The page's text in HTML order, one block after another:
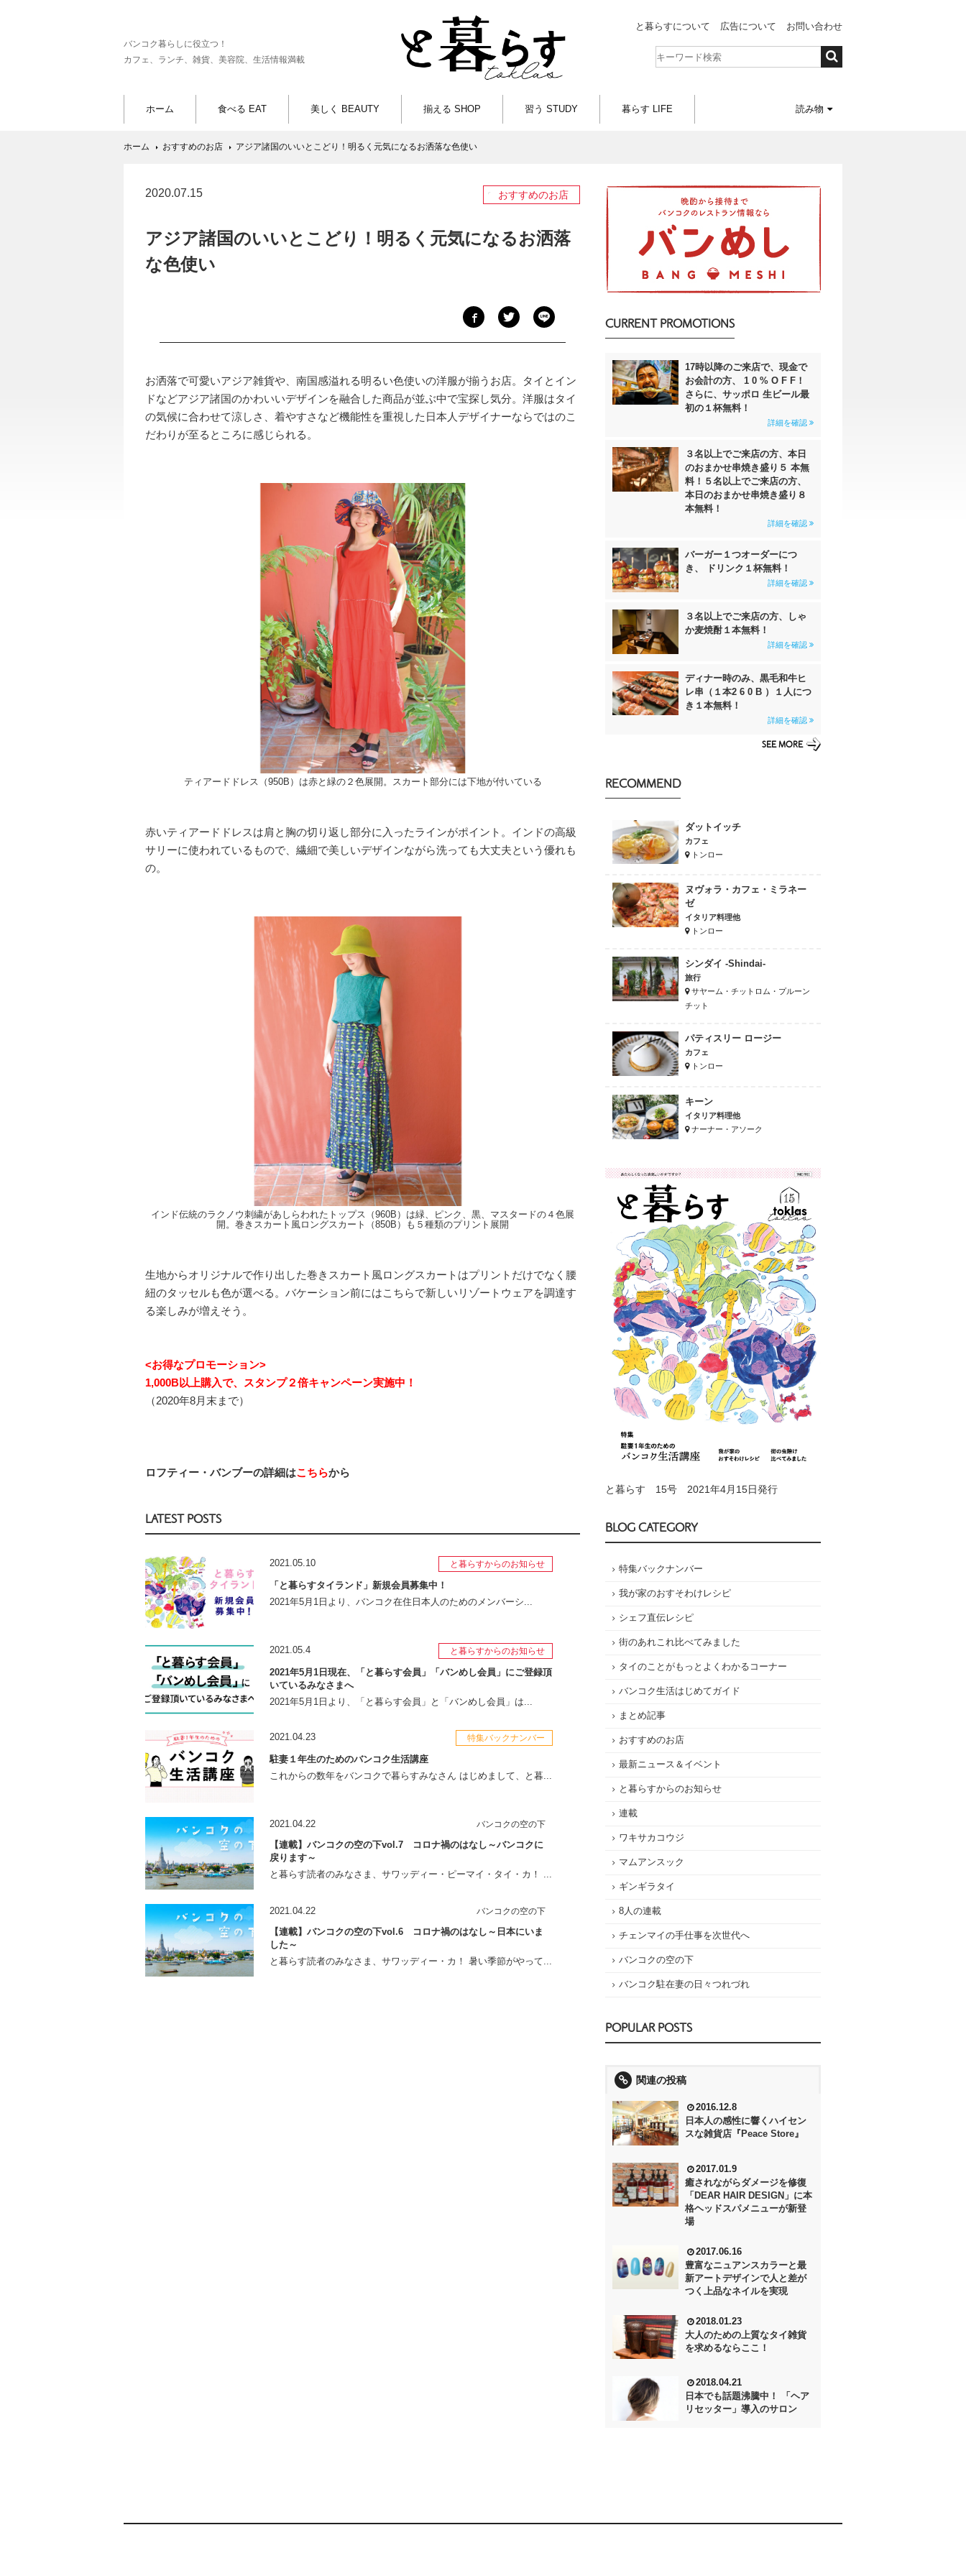
バンコク暮らしに役立つ！
カフェ、ランチ、雑貨、美容院、生活情報満載
と暮らすについて 広告について お問い合わせ
ホーム 食べる EAT 美しく BEAUTY 揃える SHOP 習う STUDY 暮らす LIFE 読み物
ホーム おすすめのお店 アジア諸国のいいとこどり！明るく元気になるお洒落な色使い
2020.07.15 おすすめのお店
アジア諸国のいいとこどり！明るく元気になるお洒落
な色使い
お洒落で可愛いアジア雑貨や、南国感溢れる明るい色使いの洋服が揃うお店。タイとイン
ドなどアジア諸国のかわいいデザインを融合した商品が並ぶ中で宝探し気分。洋服はタイ
の気候に合わせて涼しさ、着やすさなど機能性を重視した日本人デザイナーならではのこ
だわりが至るところに感じられる。
ティアードドレス（950B）は赤と緑の２色展開。スカート部分には下地が付いている
赤いティアードドレスは肩と胸の切り返し部分に入ったラインがポイント。インドの高級
サリーに使われているもので、繊細で美しいデザインながら洗っても大丈夫という優れも
の。
インド伝統のラクノウ刺繍があしらわれたトップス（960B）は緑、ピンク、黒、マスタードの４色展
開。巻きスカート風ロングスカート（850B）も５種類のプリント展開
生地からオリジナルで作り出した巻きスカート風ロングスカートはプリントだけでなく腰
紐のタッセルも色が選べる。バケーション前にはこちらで新しいリゾートウェアを調達す
る楽しみが増えそう。
<お得なプロモーション>
1,000B以上購入で、スタンプ２倍キャンペーン実施中！
（2020年8月末まで）
ロフティー・バンブーの詳細はこちらから
LATEST POSTS
2021.05.10 と暮らすからのお知らせ
「と暮らすタイランド」新規会員募集中！
2021年5月1日より、バンコク在住日本人のためのメンバーシ...
2021.05.4 と暮らすからのお知らせ
2021年5月1日現在、「と暮らす会員」「バンめし会員」にご登録頂
いているみなさまへ
2021年5月1日より、「と暮らす会員」と「バンめし会員」は...
2021.04.23 特集バックナンバー
駐妻１年生のためのバンコク生活講座
これからの数年をバンコクで暮らすみなさん はじめまして、と暮...
2021.04.22 バンコクの空の下
【連載】バンコクの空の下vol.7 コロナ禍のはなし～バンコクに
戻ります～
と暮らす読者のみなさま、サワッディー・ピーマイ・タイ・カ！ ...
2021.04.22 バンコクの空の下
【連載】バンコクの空の下vol.6 コロナ禍のはなし～日本にいま
した～
と暮らす読者のみなさま、サワッディー・カ！ 暑い季節がやって...
CURRENT PROMOTIONS
17時以降のご来店で、現金で
お会計の方、 1 0 % O F F！
さらに、サッポロ 生ビール最
初の１杯無料！
詳細を確認
３名以上でご来店の方、本日
のおまかせ串焼き盛り５ 本無
料！５名以上でご来店の方、
本日のおまかせ串焼き盛り８
本無料！
詳細を確認
バーガー１つオーダーにつ
き、 ドリンク１杯無料！
詳細を確認
３名以上でご来店の方、しゃ
か麦焼酎１本無料！
詳細を確認
ディナー時のみ、黒毛和牛ヒ
レ串（１本2 6 0 B ）１人につ
き１本無料！
詳細を確認
SEE MORE
RECOMMEND
ダットイッチ
カフェ
トンロー
ヌヴォラ・カフェ・ミラネー
ゼ
イタリア料理他
トンロー
シンダイ -Shindai-
旅行
サヤーム・チットロム・プルーン
チット
パティスリー ロージー
カフェ
トンロー
キーン
イタリア料理他
ナーナー・アソーク
と暮らす 15号 2021年4月15日発行
BLOG CATEGORY
特集バックナンバー
我が家のおすそわけレシピ
シェフ直伝レシピ
街のあれこれ比べてみました
タイのことがもっとよくわかるコーナー
バンコク生活はじめてガイド
まとめ記事
おすすめのお店
最新ニュース＆イベント
と暮らすからのお知らせ
連載
ワキサカコウジ
マムアンスック
ギンギラタイ
8人の連載
チェンマイの手仕事を次世代へ
バンコクの空の下
バンコク駐在妻の日々つれづれ
POPULAR POSTS
関連の投稿
2016.12.8
日本人の感性に響くハイセン
スな雑貨店『Peace Store』
2017.01.9
癒されながらダメージを修復
「DEAR HAIR DESIGN」に本
格ヘッドスパメニューが新登
場
2017.06.16
豊富なニュアンスカラーと最
新アートデザインで人と差が
つく上品なネイルを実現
2018.01.23
大人のための上質なタイ雑貨
を求めるならここ！
2018.04.21
日本でも話題沸騰中！ 「ヘア
リセッター」導入のサロン